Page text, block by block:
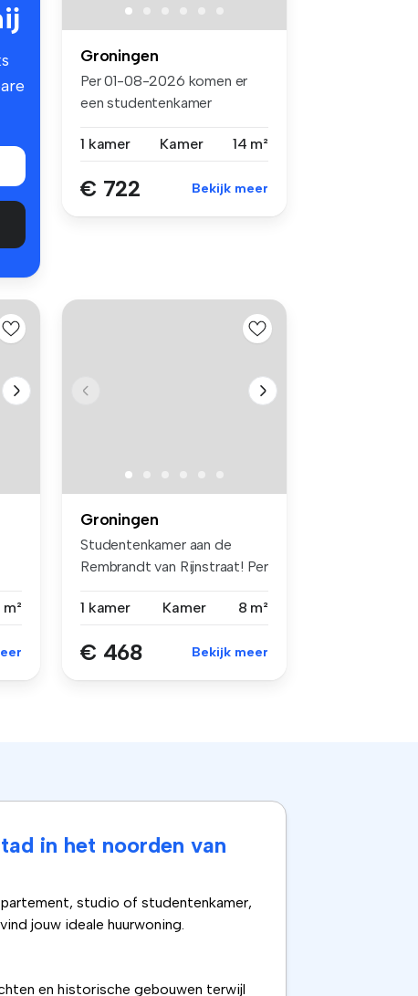
Groningen
Per 01-08-2026 komen er
een studentenkamer
1 kamer
Kamer 14 m²
€ 722 Bekijk meer
Groningen
Studentenkamer aan de
Rembrandt van Rijnstraat! Per
1 kamer
Kamer 8 m²
€ 468 Bekijk meer
in het noorden van
studio of studentenkamer,
jouw ideale huurwoning.
en historische gebouwen terwijl